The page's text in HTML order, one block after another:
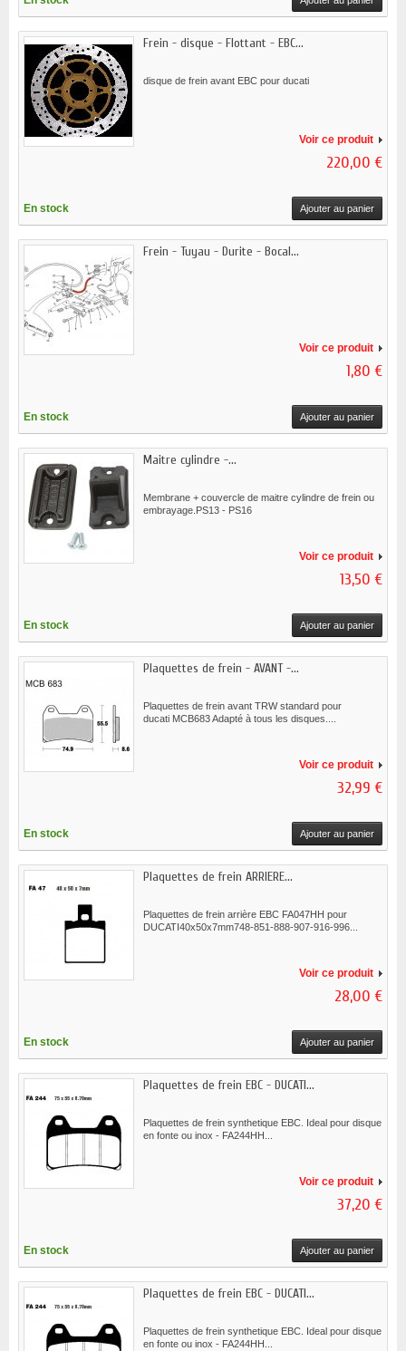
Frein - disque - Flottant - EBC...
disque de frein avant EBC pour ducati
Voir ce produit
220,00 €
En stock Ajouter au panier
Frein - Tuyau - Durite - Bocal...
Voir ce produit
1,80 €
En stock Ajouter au panier
Maitre cylindre -...
Membrane + couvercle de maitre cylindre de frein ou
embrayage.PS13 - PS16
Voir ce produit
13,50 €
En stock Ajouter au panier
Plaquettes de frein - AVANT -...
Plaquettes de frein avant TRW standard pour
ducati MCB683 Adapté à tous les disques....
Voir ce produit
32,99 €
En stock Ajouter au panier
Plaquettes de frein ARRIERE...
Plaquettes de frein arrière EBC FA047HH pour
DUCATI40x50x7mm748-851-888-907-916-996...
Voir ce produit
28,00 €
En stock Ajouter au panier
Plaquettes de frein EBC - DUCATI...
Plaquettes de frein synthetique EBC. Ideal pour disque
en fonte ou inox - FA244HH...
Voir ce produit
37,20 €
En stock Ajouter au panier
Plaquettes de frein EBC - DUCATI...
Plaquettes de frein synthetique EBC. Ideal pour disque
en fonte ou inox - FA244HH...